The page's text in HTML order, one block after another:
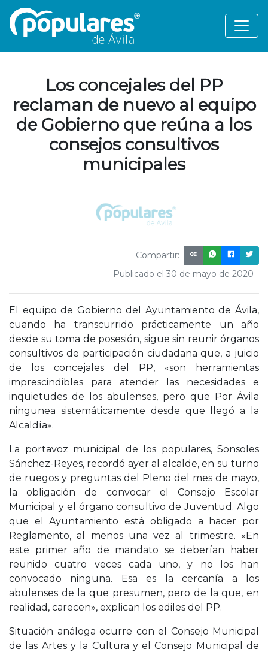
Los concejales del PP
reclaman de nuevo al equipo
de Gobierno que reúna a los
consejos consultivos
municipales
Compartir:
Publicado el 30 de mayo de 2020
El equipo de Gobierno del Ayuntamiento de Ávila,
cuando ha transcurrido prácticamente un año
desde su toma de posesión, sigue sin reunir órganos
consultivos de participación ciudadana que, a juicio
de los concejales del PP, «son herramientas
imprescindibles para atender las necesidades e
inquietudes de los abulenses, pero que Por Ávila
ningunea sistemáticamente desde que llegó a la
Alcaldía».
La portavoz municipal de los populares, Sonsoles
Sánchez-Reyes, recordó ayer al alcalde, en su turno
de ruegos y preguntas del Pleno del mes de mayo,
la obligación de convocar el Consejo Escolar
Municipal y el órgano consultivo de Juventud. Algo
que el Ayuntamiento está obligado a hacer por
Reglamento, al menos una vez al trimestre. «En
este primer año de mandato se deberían haber
reunido cuatro veces cada uno, y no los han
convocado ninguna. Esa es la cercanía a los
abulenses de la que presumen, pero de la que, en
realidad, carecen», explican los ediles del PP.
Situación análoga ocurre con el Consejo Municipal
de las Artes y la Cultura y el Consejo Municipal de